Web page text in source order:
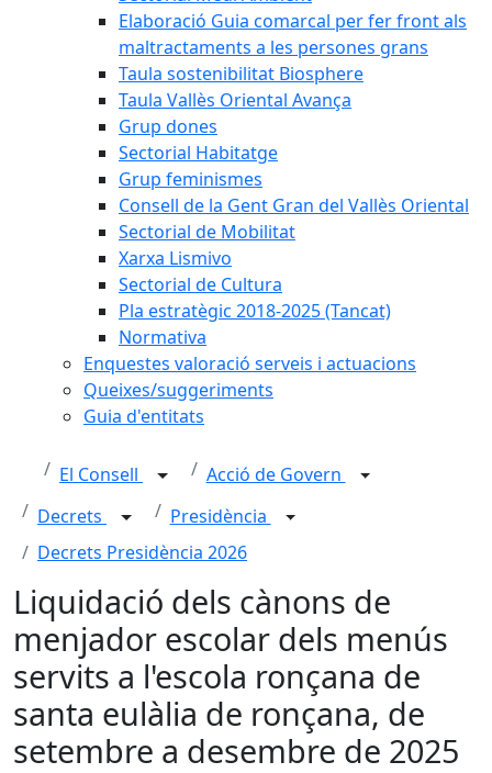
Elaboració Guia comarcal per fer front als
maltractaments a les persones grans
Taula sostenibilitat Biosphere
Taula Vallès Oriental Avança
Grup dones
Sectorial Habitatge
Grup feminismes
Consell de la Gent Gran del Vallès Oriental
Sectorial de Mobilitat
Xarxa Lismivo
Sectorial de Cultura
Pla estratègic 2018-2025 (Tancat)
Normativa
Enquestes valoració serveis i actuacions
Queixes/suggeriments
Guia d'entitats
El Consell
Acció de Govern
Decrets
Presidència
Decrets Presidència 2026
Liquidació dels cànons de
menjador escolar dels menús
servits a l'escola ronçana de
santa eulàlia de ronçana, de
setembre a desembre de 2025